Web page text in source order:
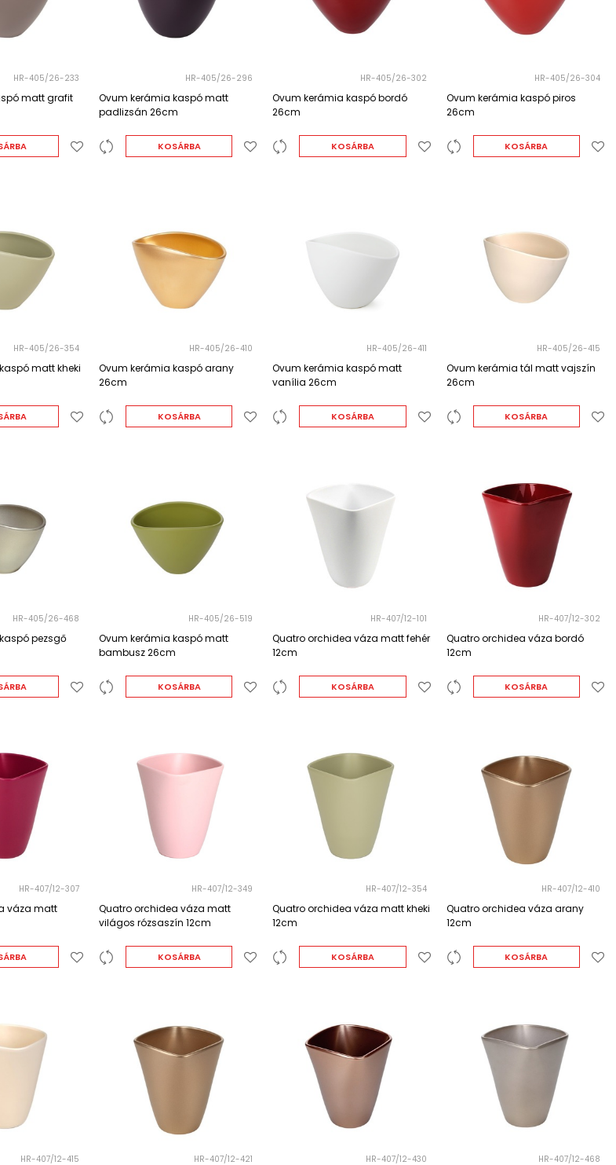
HR-405/26-233
matt grafit
HR-405/26-296
Ovum kerámia kaspó matt
padlizsán 26cm
KOSÁRBA
HR-405/26-302
Ovum kerámia kaspó bordó
26cm
KOSÁRBA
HR-405/26-304
Ovum kerámia kaspó piros
26cm
KOSÁRBA
HR-405/26-354
matt kheki
HR-405/26-410
Ovum kerámia kaspó arany
26cm
KOSÁRBA
HR-405/26-411
Ovum kerámia kaspó matt
vanília 26cm
KOSÁRBA
HR-405/26-415
Ovum kerámia tál matt vajszín
26cm
KOSÁRBA
HR-405/26-468
pezsgő
HR-405/26-519
Ovum kerámia kaspó matt
bambusz 26cm
KOSÁRBA
HR-407/12-101
Quatro orchidea váza matt fehér
12cm
KOSÁRBA
HR-407/12-302
Quatro orchidea váza bordó
12cm
KOSÁRBA
HR-407/12-307
váza matt
HR-407/12-349
Quatro orchidea váza matt
világos rózsaszín 12cm
KOSÁRBA
HR-407/12-354
Quatro orchidea váza matt kheki
12cm
KOSÁRBA
HR-407/12-410
Quatro orchidea váza arany
12cm
KOSÁRBA
HR-407/12-415 HR-407/12-421 HR-407/12-430 HR-407/12-468